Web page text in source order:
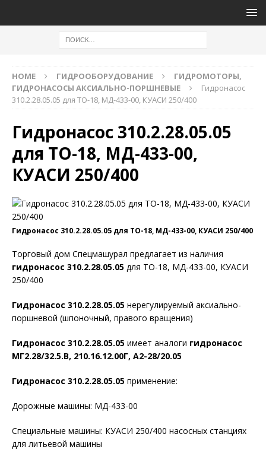
HOME ГИДРООБОРУДОВАНИЕ
ГИДРОМОТОРЫ,
ГИДРОНАСОСЫ АКСИАЛЬНО-ПОРШНЕВЫЕ
Гидронасос
310.2.28.05.05 для ТО-18, МД-433-00, КУАСИ 250/400
Гидронасос 310.2.28.05.05
для ТО-18, МД-433-00,
КУАСИ 250/400
Гидронасос 310.2.28.05.05 для ТО-18, МД-433-00, КУАСИ 250/400
Торговый дом Спецмашурал предлагает из наличия
гидронасос 310.2.28.05.05 для ТО-18, МД-433-00, КУАСИ
250/400
Гидронасос 310.2.28.05.05 нерегулируемый аксиально-
поршневой (шпоночный, правого вращения)
Гидронасос 310.2.28.05.05 имеет аналоги гидронасос
МГ2.28/32.5.В, 210.16.12.00Г, А2-28/20.05
Гидронасос 310.2.28.05.05 применение:
Дорожные машины: МД-433-00
Специальные машины: КУАСИ 250/400 насосных станциях
для литьевой машины